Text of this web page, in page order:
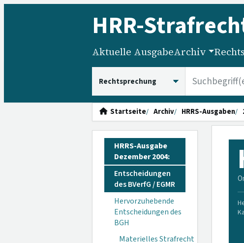
HRR-
Aktuelle AusgabeArchiv
Startseite Archiv HRRS-Ausgaben
HRRS-Ausgabe
Dezember 2004:
Entscheidungen
des BVerfG / EGMR
Hervorzuhebende
Entscheidungen des
BGH
Materielles Strafrecht